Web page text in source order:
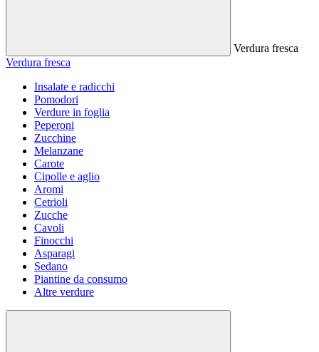
Verdura fresca
Verdura fresca
Insalate e radicchi
Pomodori
Verdure in foglia
Peperoni
Zucchine
Melanzane
Carote
Cipolle e aglio
Aromi
Cetrioli
Zucche
Cavoli
Finocchi
Asparagi
Sedano
Piantine da consumo
Altre verdure